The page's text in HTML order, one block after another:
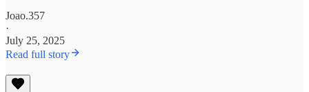
Joao.357
·
July 25, 2025
Read full story